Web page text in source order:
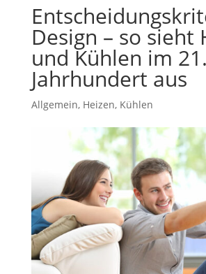
Design – so sieht
und Kühlen im 21.
Jahrhundert aus
Allgemein, Heizen, Kühlen